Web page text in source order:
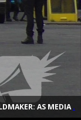
AS MEDIA.